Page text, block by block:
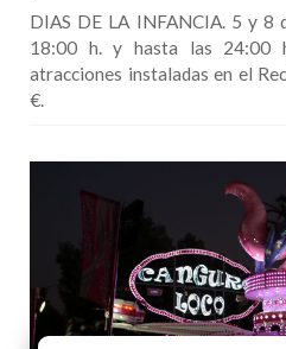
DIAS DE LA INFANCIA. 5 y 8
18:00 h. y hasta las 24:00
atracciones instaladas en el
€.